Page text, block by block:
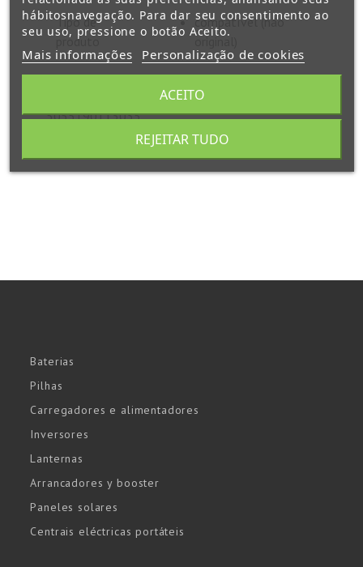
Tipo de
produto
compatível (não
original)
5055190113035
Baterias
Pilhas
Carregadores e alimentadores
Inversores
Lanternas
Arrancadores y booster
Paneles solares
Centrais eléctricas portáteis
hábitosnavegação. Para dar seu consentimento ao
seu uso, pressione o botão Aceito.
Mais informações Personalização de cookies
REJEITAR TUDO
ACEITO